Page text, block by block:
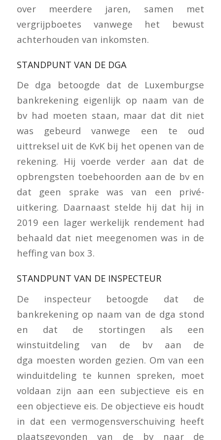
over meerdere jaren, samen met
vergrijpboetes vanwege het bewust
achterhouden van inkomsten.
STANDPUNT VAN DE DGA
De dga betoogde dat de Luxemburgse
bankrekening eigenlijk op naam van de
bv had moeten staan, maar dat dit niet
was gebeurd vanwege een te oud
uittreksel uit de KvK bij het openen van de
rekening. Hij voerde verder aan dat de
opbrengsten toebehoorden aan de bv en
dat geen sprake was van een privé-
uitkering. Daarnaast stelde hij dat hij in
2019 een lager werkelijk rendement had
behaald dat niet meegenomen was in de
heffing van box 3.
STANDPUNT VAN DE INSPECTEUR
De inspecteur betoogde dat de
bankrekening op naam van de dga stond
en dat de stortingen als een
winstuitdeling van de bv aan de
dga moesten worden gezien. Om van een
winduitdeling te kunnen spreken, moet
voldaan zijn aan een subjectieve eis en
een objectieve eis. De objectieve eis houdt
in dat een vermogensverschuiving heeft
plaatsgevonden van de bv naar de